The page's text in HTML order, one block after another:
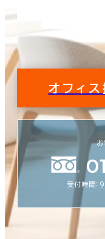
オフィ
お
受付時間：